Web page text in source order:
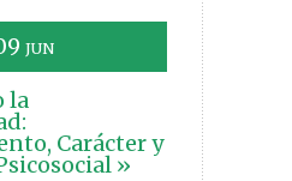
JUN
la
Carácter y
»